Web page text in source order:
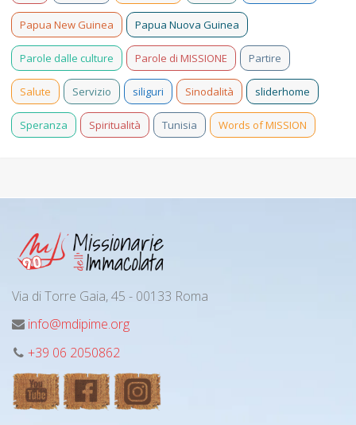
Papua New Guinea Papua Nuova Guinea
Parole dalle culture Parole di MISSIONE Partire
Salute Servizio siliguri Sinodalità sliderhome
Speranza Spiritualità Tunisia Words of MISSION
Via di Torre Gaia, 45 - 00133 Roma
info@mdipime.org
+39 06 2050862